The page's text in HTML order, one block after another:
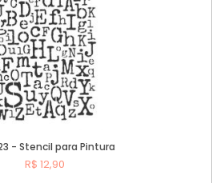
- Stencil para Pintura
R$ 12,90